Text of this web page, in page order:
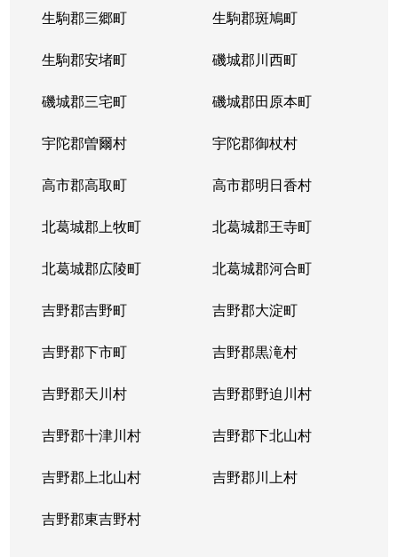
生駒郡三郷町 生駒郡斑鳩町
生駒郡安堵町 磯城郡川西町
磯城郡三宅町 磯城郡田原本町
宇陀郡曽爾村 宇陀郡御杖村
高市郡高取町 高市郡明日香村
北葛城郡上牧町 北葛城郡王寺町
北葛城郡広陵町 北葛城郡河合町
吉野郡吉野町 吉野郡大淀町
吉野郡下市町 吉野郡黒滝村
吉野郡天川村 吉野郡野迫川村
吉野郡十津川村 吉野郡下北山村
吉野郡上北山村 吉野郡川上村
吉野郡東吉野村